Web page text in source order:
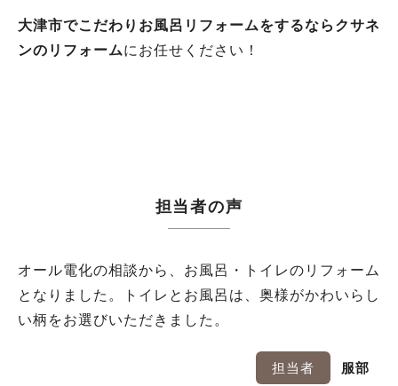
大津市でこだわりお風呂リフォームをするならクサネ
ンのリフォームにお任せください！
担当者の声
オール電化の相談から、お風呂・トイレのリフォーム
となりました。トイレとお風呂は、奥様がかわいらし
い柄をお選びいただきました。
担当者 服部